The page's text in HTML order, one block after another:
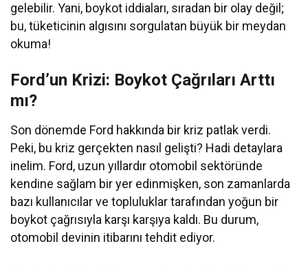
gelebilir. Yani, boykot iddiaları, sıradan bir olay değil;
bu, tüketicinin algısını sorgulatan büyük bir meydan
okuma!
Ford’un Krizi: Boykot Çağrıları Arttı
mı?
Son dönemde Ford hakkında bir kriz patlak verdi.
Peki, bu kriz gerçekten nasıl gelişti? Hadi detaylara
inelim. Ford, uzun yıllardır otomobil sektöründe
kendine sağlam bir yer edinmişken, son zamanlarda
bazı kullanıcılar ve topluluklar tarafından yoğun bir
boykot çağrısıyla karşı karşıya kaldı. Bu durum,
otomobil devinin itibarını tehdit ediyor.